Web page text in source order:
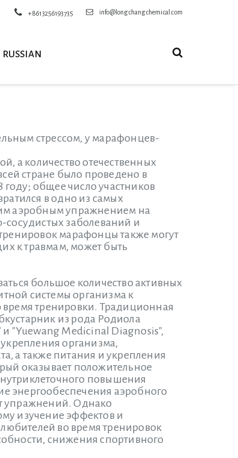
info@longchangchemical.com
+8613256193735
RUSSIAN
стрессом, у марафонцев-
а количество отечественных
стране было проведено в
общее число участников
в одно из самых
аэробным упражнением на
сосудистых заболеваний и
марафонцы также могут
к травмам, может быть
большое количество активных
системы организма к
тренировки. Традиционная
из рода Родиола
и "Yuewang Medicinal Diagnosis",
организма,
а также питания и укрепления
оказывает положительное
повышения
энергообеспечения аэробного
упражнений. Однако
изучение эффектов и
во время тренировок
снижения спортивного